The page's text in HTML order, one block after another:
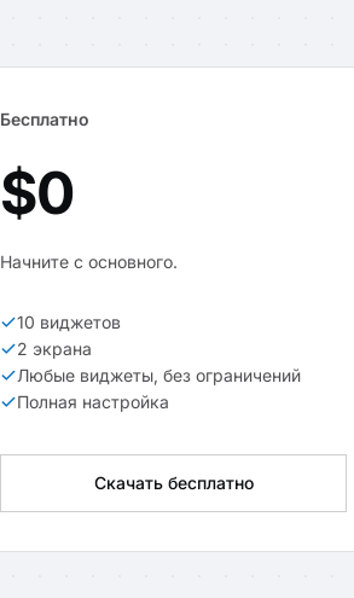
Бесплатно
$0
Начните с основного.
10 виджетов
2 экрана
Любые виджеты, без ограничений
Полная настройка
Скачать бесплатно